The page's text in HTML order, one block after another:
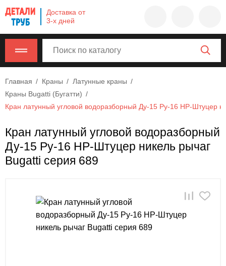
Доставка от
3-х дней
Главная Краны
Латунные краны
Краны Bugatti (Бугатти)
Кран латунный угловой водоразборный Ду-15 Ру-16 НР-Штуцер
Кран латунный угловой водоразборный
Ду-15 Ру-16 НР-Штуцер никель рычаг
Bugatti серия 689
Company
name
620000,
Москва,
Москва,
Калужская,
15,
офис